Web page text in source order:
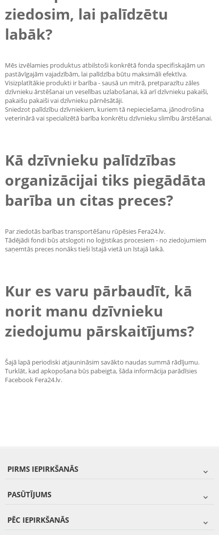
ziedosim, lai palīdzētu
labāk?
Mēs izvēlamies produktus atbilstoši konkrētā fonda specifiskajām un
pastāvīgajām vajadzībām, lai palīdzība būtu maksimāli efektīva.
Visizplatītākie produkti ir barība - sausā un mitrā, pretparazītu zāles
dzīvnieku ārstēšanai un veselības uzlabošanai, kā arī dzīvnieku pakaiši,
pakaišu pakaiši vai dzīvnieku pārnēsātāji.
Sniedzot palīdzību dzīvniekiem, kuriem tā nepieciešama, jānodrošina
veterinārā vai specializētā barība konkrētu dzīvnieku slimību ārstēšanai.
Kā dzīvnieku palīdzības
organizācijai tiks piegādāta
barība un citas preces?
Par ziedotās barības transportēšanu rūpēsies Fera24.lv.
Tādējādi fondi būs atslogoti no loģistikas procesiem - no ziedojumiem
saņemtās preces nonāks tieši īstajā vietā un īstajā laikā.
Kur es varu pārbaudīt, kā
norit manu dzīvnieku
ziedojumu pārskaitījums?
Šajā lapā periodiski atjaunināsim savākto naudas summā rādījumu.
Turklāt, kad apkopošana būs pabeigta, šāda informācija parādīsies
Facebook Fera24.lv.
PIRMS IEPIRKŠANĀS
PASŪTĪJUMS
PĒC IEPIRKŠANĀS